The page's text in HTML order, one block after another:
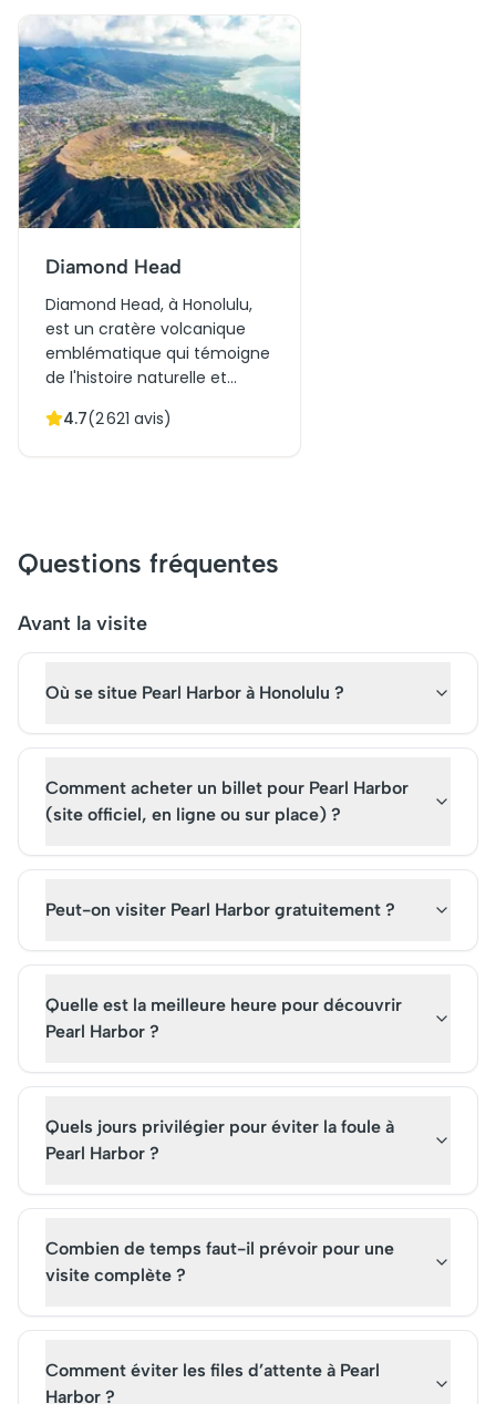
Diamond Head
Diamond Head, à Honolulu,
est un cratère volcanique
emblématique qui témoigne
de l'histoire naturelle et
un point de surveillance
et profitez de vues
panoramiques sur l'océan et
incontournable enrichit
4.7(2 621 avis)
Questions fréquentes
Avant la visite
Où se situe Pearl Harbor à Honolulu ?
Comment acheter un billet pour Pearl Harbor
(site officiel, en ligne ou sur place) ?
Peut-on visiter Pearl Harbor gratuitement ?
Quelle est la meilleure heure pour découvrir
Pearl Harbor ?
Quels jours privilégier pour éviter la foule à
Pearl Harbor ?
Combien de temps faut-il prévoir pour une
visite complète ?
Comment éviter les files d’attente à Pearl
Harbor ?